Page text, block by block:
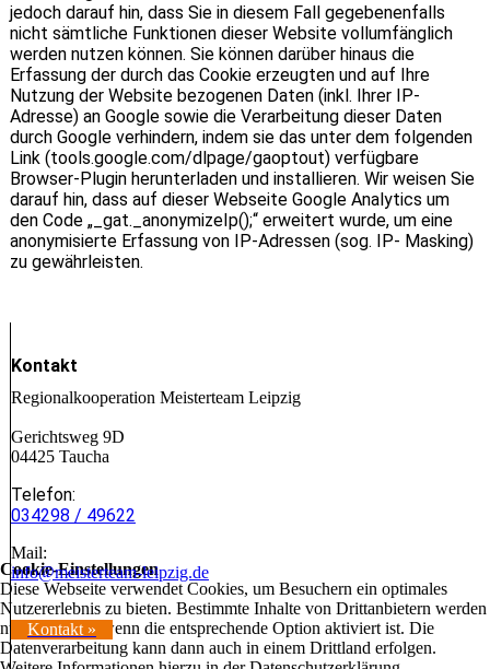
jedoch darauf hin, dass Sie in diesem Fall gegebenenfalls
nicht sämtliche Funktionen dieser Website vollumfänglich
werden nutzen können. Sie können darüber hinaus die
Erfassung der durch das Cookie erzeugten und auf Ihre
Nutzung der Website bezogenen Daten (inkl. Ihrer IP-
Adresse) an Google sowie die Verarbeitung dieser Daten
durch Google verhindern, indem sie das unter dem folgenden
Link (tools.google.com/dlpage/gaoptout) verfügbare
Browser-Plugin herunterladen und installieren. Wir weisen Sie
darauf hin, dass auf dieser Webseite Google Analytics um
den Code „_gat._anonymizeIp();“ erweitert wurde, um eine
anonymisierte Erfassung von IP-Adressen (sog. IP- Masking)
zu gewährleisten.
Kontakt
Regionalkooperation Meisterteam Leipzig
Gerichtsweg 9D
04425 Taucha
Telefon:
034298 / 49622
Mail:
info@meisterteam-leipzig.de
Kontakt »
Cookie-Einstellungen
Diese Webseite verwendet Cookies, um Besuchern ein optimales
Nutzererlebnis zu bieten. Bestimmte Inhalte von Drittanbietern werden
nur angezeigt, wenn die entsprechende Option aktiviert ist. Die
Datenverarbeitung kann dann auch in einem Drittland erfolgen.